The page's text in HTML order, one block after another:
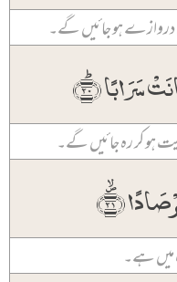
دروازے ہو جائیں گے۔
﴿ؕ۲۰﴾
ہو کر رہ جائیں گے۔
﴿۪ۙ۲۱﴾
ہے۔